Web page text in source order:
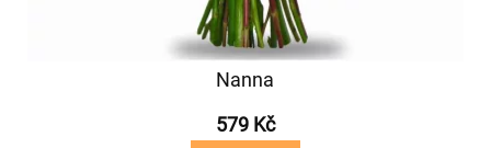
Nanna
579 Kč